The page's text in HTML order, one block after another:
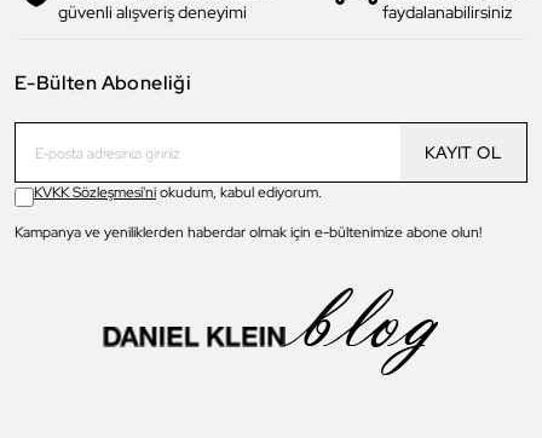
güvenli alışveriş deneyimi
faydalanabilirsiniz
E-Bülten Aboneliği
KAYIT OL
KVKK Sözleşmesi'niokudum, kabul ediyorum.
Kampanya ve yeniliklerden haberdar olmak için e-bültenimize abone olun!